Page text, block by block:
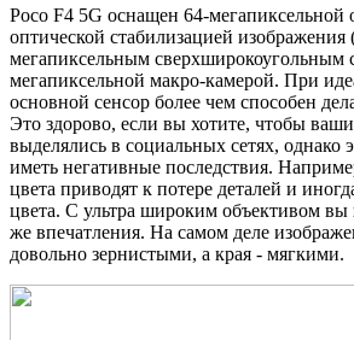
Poco F4 5G оснащен 64-мегапиксельной
оптической стабилизацией изображения
мегапиксельным сверхширокоугольным
мегапиксельной макро-камерой. При
основной сенсор более чем способен
Это здорово, если вы хотите, чтобы
выделялись в социальных сетях, однако
иметь негативные последствия.
цвета приводят к потере деталей и
цвета. С ультра широким объективом вы
же впечатления. На самом деле
довольно зернистыми, а края - мягкими.